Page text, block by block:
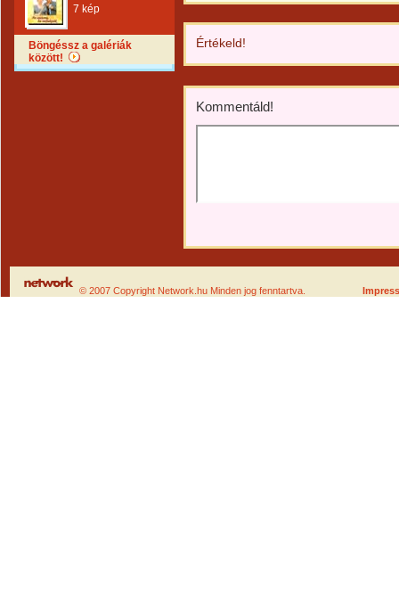
7 kép
Böngéssz a galériák
között!
Értékeld!
Kommentáld!
© 2007 Copyright Network.hu Minden jog fenntartva.